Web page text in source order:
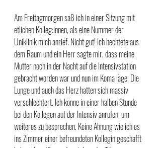
Am Freitagmorgen saß ich in einer Sitzung mit
etlichen Kolleg:innen, als eine Nummer der
Uniklinik mich anrief. Nicht gut! Ich hechtete aus
dem Raum und ein Herr sagte mir, dass meine
Mutter noch in der Nacht auf die Intensivstation
gebracht worden war und nun im Koma läge. Die
Lunge und auch das Herz hatten sich massiv
verschlechtert. Ich könne in einer halben Stunde
bei den Kollegen auf der Intensiv anrufen, um
weiteres zu besprechen. Keine Ahnung wie ich es
ins Zimmer einer befreundeten Kollegin geschafft